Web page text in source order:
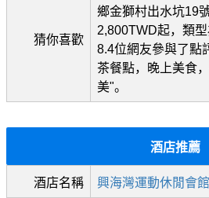
猜你喜歡
鄉金獅村出水坑19
2,800TWD起，類
8.4位網友參與了點
茶餐點，晚上美食
美"。
酒店推薦
酒店名稱 興海灣運動休閒會館